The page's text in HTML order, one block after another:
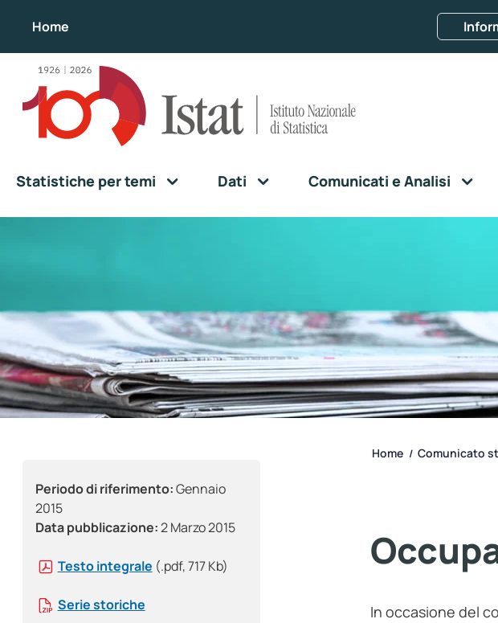
Home
Statistiche per temi Dati Comunicati e Analisi
Periodo di riferimento:Gennaio
2015
Data pubblicazione:2 Marzo 2015
Testo integrale (.pdf, 717 Kb)
Serie storiche
Home / Comunicato
In occasione del